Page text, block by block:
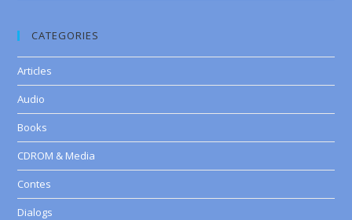
CATEGORIES
Articles
Audio
Books
CDROM & Media
Contes
Dialogs